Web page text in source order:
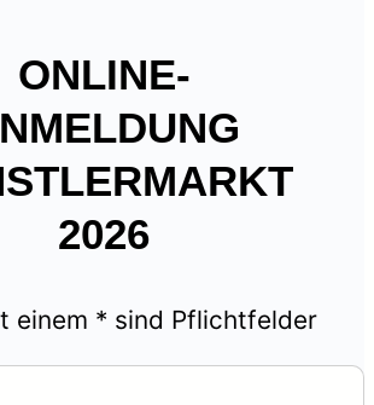
ONLINE-
2026
einem * sind Pflichtfelder